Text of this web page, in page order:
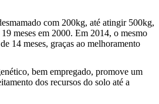
com 200kg, até atingir 500kg,
meses em 2000. Em 2014, o mesmo
14 meses, graças ao melhoramento
bem empregado, promove um
dos recursos do solo até a